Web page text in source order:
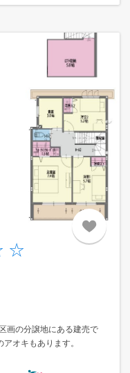
画の分譲地にある建売で
オキもあります。